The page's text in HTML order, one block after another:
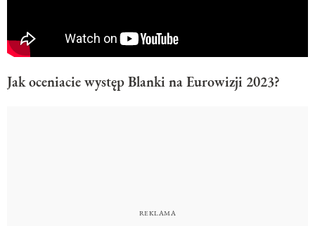
Jak oceniacie występ Blanki na Eurowizji 2023?